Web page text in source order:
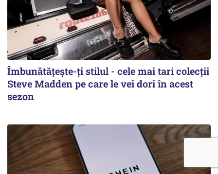
Îmbunătățește-ți stilul - cele mai tari colecții
Steve Madden pe care le vei dori în acest
sezon